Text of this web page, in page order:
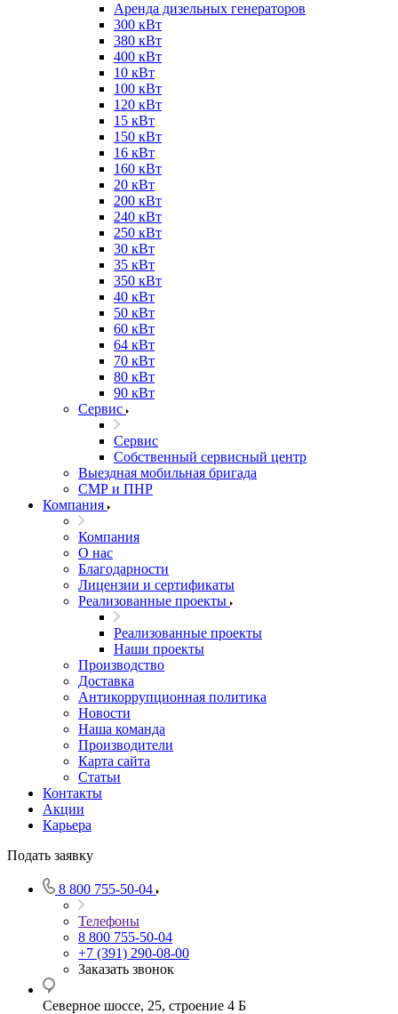
Аренда дизельных генераторов
300 кВт
380 кВт
400 кВт
10 кВт
100 кВт
120 кВт
15 кВт
150 кВт
16 кВт
160 кВт
20 кВт
200 кВт
240 кВт
250 кВт
30 кВт
35 кВт
350 кВт
40 кВт
50 кВт
60 кВт
64 кВт
70 кВт
80 кВт
90 кВт
Сервис
Сервис
Собственный сервисный центр
Выездная мобильная бригада
СМР и ПНР
Компания
Компания
О нас
Благодарности
Лицензии и сертификаты
Реализованные проекты
Реализованные проекты
Наши проекты
Производство
Доставка
Антикоррупционная политика
Новости
Наша команда
Производители
Карта сайта
Статьи
Контакты
Акции
Карьера
Подать заявку
8 800 755-50-04
Телефоны
8 800 755-50-04
+7 (391) 290-08-00
Заказать звонок
Северное шоссе, 25, строение 4 Б